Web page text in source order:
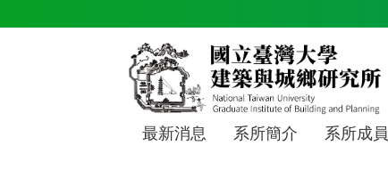
最新消息 系所簡介 系所成員